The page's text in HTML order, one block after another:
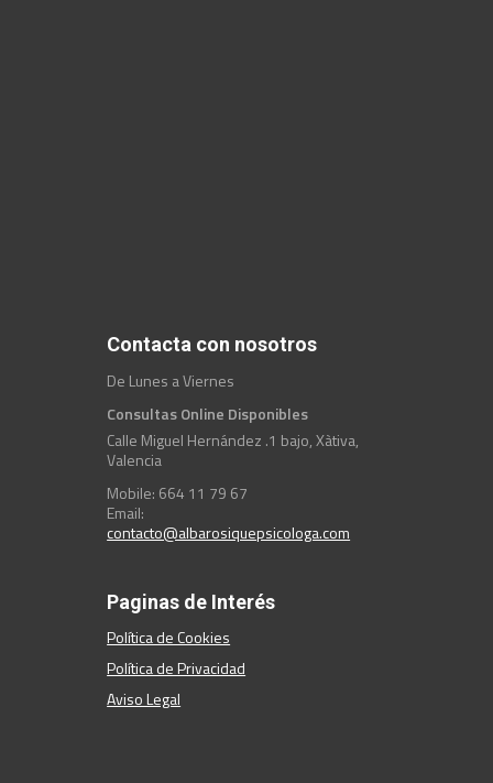
Contacta con nosotros
De Lunes a Viernes
Consultas Online Disponibles
Calle Miguel Hernández .1 bajo, Xàtiva,
Valencia
Mobile: 664 11 79 67
Email:
contacto@albarosiquepsicologa.com
Paginas de Interés
Política de Cookies
Política de Privacidad
Aviso Legal